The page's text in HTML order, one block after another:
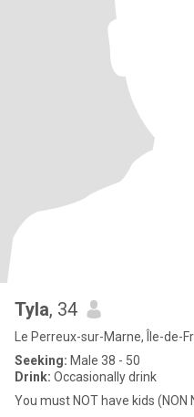
Tyla, 34
Le Perreux-sur-Marne, Île-de-
Seeking: Male 38 - 50
Drink: Occasionally drink
You must NOT have kids (NON